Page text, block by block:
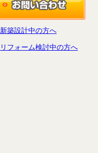
新築設計中の方へ
リフォーム検討中の方へ